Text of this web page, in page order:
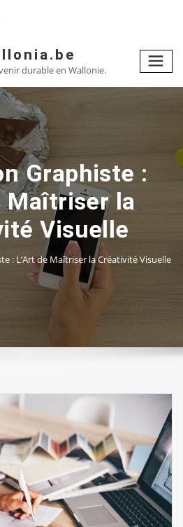
durable en Wallonie.
Graphiste :
Maîtriser la
Visuelle
: L’Art de Maîtriser la Créativité Visuelle